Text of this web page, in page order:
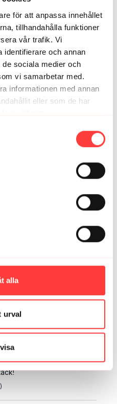
för att anpassa innehållet
tillhandahålla funktioner
vår trafik. Vi
identifierare och annan
sociala medier och
vi samarbetar med.
informationen med annan
eller som de har
alla
urval
blev det här som är mitt
i kroppen med er som
under passet byter ut
jobbigt och tungt vilket
och man landar mjukt i ert
(1)
era påminnelser under
start denna soliga
godis 🐣
2022